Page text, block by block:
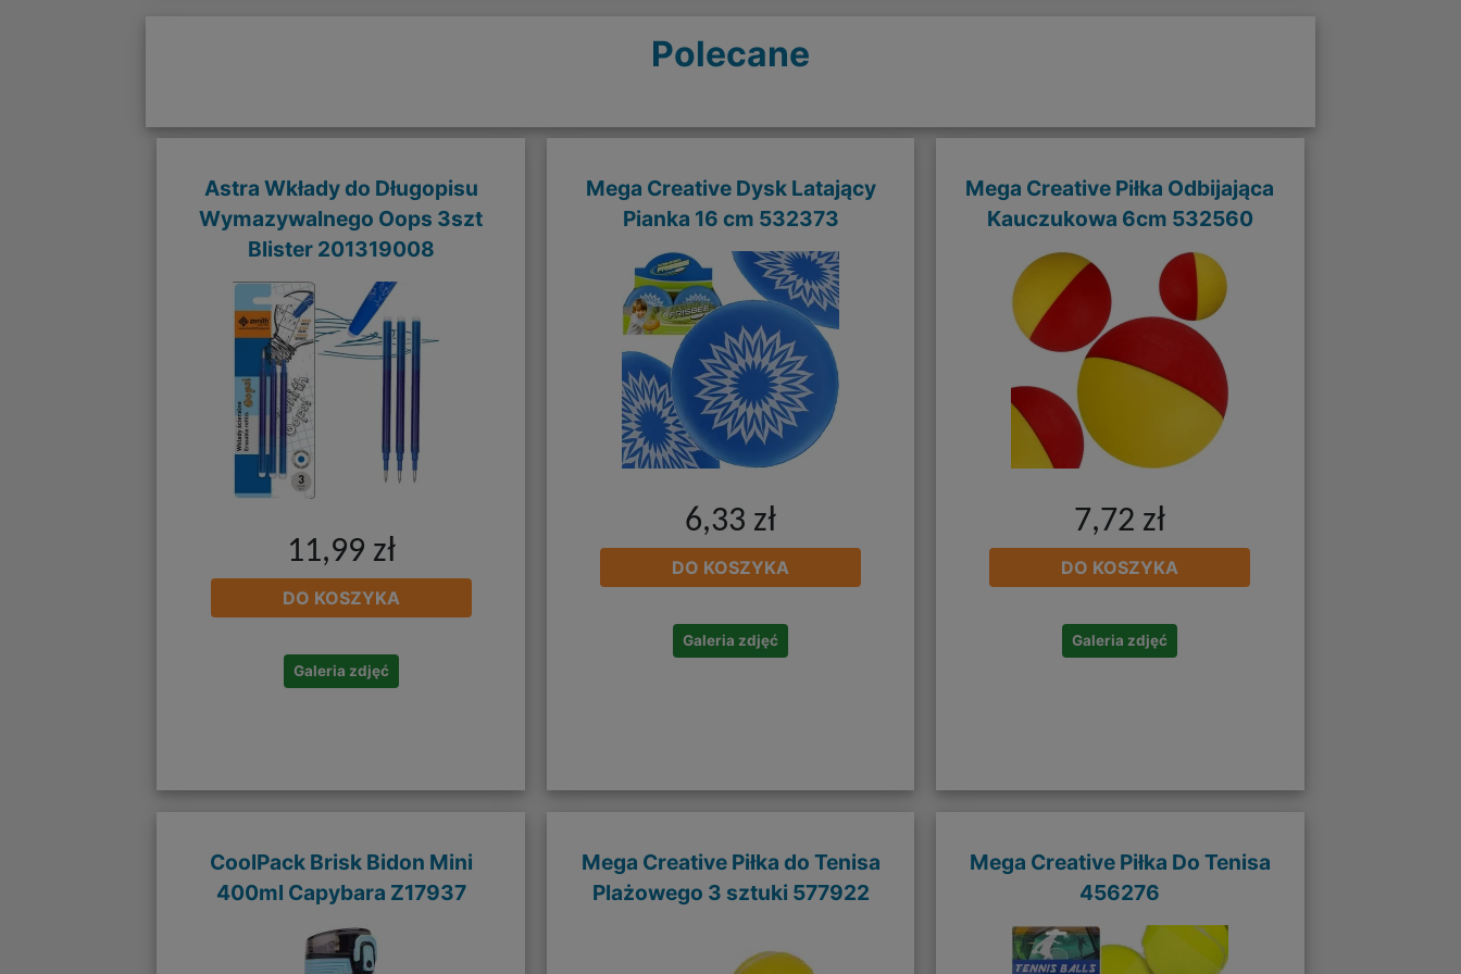
Polecane
Astra Wkłady do Długopisu
Wymazywalnego Oops 3szt
Blister 201319008
11,99 zł
DO KOSZYKA
Galeria zdjęć
Mega Creative Dysk Latający
Pianka 16 cm 532373
6,33 zł
DO KOSZYKA
Galeria zdjęć
Mega Creative Piłka Odbijająca
Kauczukowa 6cm 532560
7,72 zł
DO KOSZYKA
Galeria zdjęć
CoolPack Brisk Bidon Mini
400ml Capybara Z17937
Mega Creative Piłka do Tenisa
Plażowego 3 sztuki 577922
Mega Creative Piłka Do Tenisa
456276